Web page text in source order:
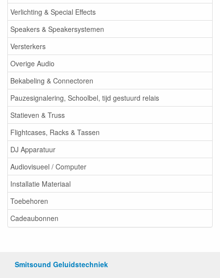
Verlichting & Special Effects
Speakers & Speakersystemen
Versterkers
Overige Audio
Bekabeling & Connectoren
Pauzesignalering, Schoolbel, tijd gestuurd relais
Statieven & Truss
Flightcases, Racks & Tassen
DJ Apparatuur
Audiovisueel / Computer
Installatie Materiaal
Toebehoren
Cadeaubonnen
Smitsound Geluidstechniek